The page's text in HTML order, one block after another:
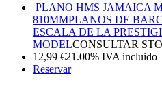
PLANO HMS JAMAICA
810MMPLANOS DE
ESCALA DE LA
MODELCONSULTAR
12,99 €21.00% IVA incluido
Reservar